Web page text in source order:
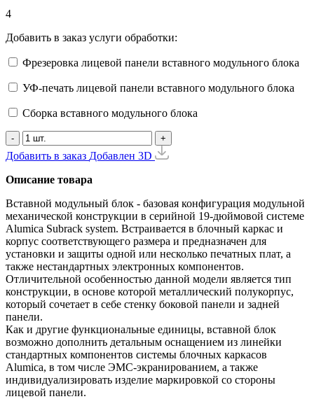
4
Добавить в заказ услуги обработки:
Фрезеровка лицевой панели вставного модульного блока
УФ-печать лицевой панели вставного модульного блока
Сборка вставного модульного блока
- +
Добавить в заказ Добавлен 3D
Описание товара
Вставной модульный блок - базовая конфигурация модульной
механической конструкции в серийной 19-дюймовой системе
Alumica Subrack system. Встраивается в блочный каркас и
корпус соответствующего размера и предназначен для
установки и защиты одной или несколько печатных плат, а
также нестандартных электронных компонентов.
Отличительной особенностью данной модели является тип
конструкции, в основе которой металлический полукорпус,
который сочетает в себе стенку боковой панели и задней
панели.
Как и другие функциональные единицы, вставной блок
возможно дополнить детальным оснащением из линейки
стандартных компонентов системы блочных каркасов
Alumicа, в том числе ЭМС-экранированием, а также
индивидуализировать изделие маркировкой со стороны
лицевой панели.